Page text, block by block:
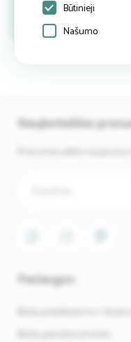
naujienlaiškį kuriuo
Naujienlaiškį
Naujienlaiškio
Paslaugos
Būtinieji
Našumo